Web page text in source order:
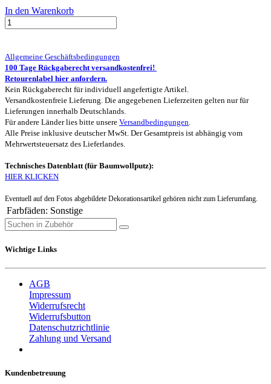
In den Warenkorb
Allgemeine Geschäftsbedingungen
100 Tage Rückgaberecht versandkostenfrei!
Retourenlabel hier anfordern.
Kein Rückgaberecht für individuell angefertigte Artikel.
Versandkostenfreie Lieferung. Die angegebenen Lieferzeiten gelten nur für
Lieferungen innerhalb Deutschlands.
Für andere Länder lies bitte unsere Versandbedingungen.
Alle Preise inklusive deutscher MwSt. Der Gesamtpreis ist abhängig vom
Mehrwertsteuersatz des Lieferlandes.
Technisches Datenblatt (für Baumwollputz):
HIER KLICKEN
Eventuell auf den Fotos abgebildete Dekorationsartikel gehören nicht zum Lieferumfang.
Farbfäden: Sonstige
Wichtige Links
AGB
Impressum
Widerrufsrecht
Widerrufsbutton
Datenschutzrichtlinie
Zahlung und Versand
Kundenbetreuung